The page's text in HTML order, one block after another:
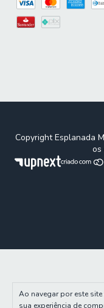
Ao navegar por este site
sua experiência de
Copyright Esplanada
os